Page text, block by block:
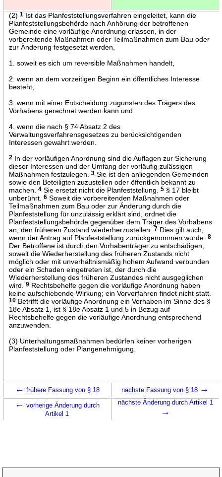
(2) 1Ist das Planfeststellungsverfahren eingeleitet, kann die
Planfeststellungsbehörde nach Anhörung der betroffenen
Gemeinde eine vorläufige Anordnung erlassen, in der
vorbereitende Maßnahmen oder Teilmaßnahmen zum Bau oder
zur Änderung festgesetzt werden,
1. soweit es sich um reversible Maßnahmen handelt,
2. wenn an dem vorzeitigen Beginn ein öffentliches Interesse
besteht,
3. wenn mit einer Entscheidung zugunsten des Trägers des
Vorhabens gerechnet werden kann und
4. wenn die nach § 74 Absatz 2 des
Verwaltungsverfahrensgesetzes zu berücksichtigenden
Interessen gewahrt werden.
2In der vorläufigen Anordnung sind die Auflagen zur Sicherung
dieser Interessen und der Umfang der vorläufig zulässigen
Maßnahmen festzulegen.
3Sie ist den anliegenden Gemeinden
sowie den Beteiligten zuzustellen oder öffentlich bekannt zu
machen.
4Sie ersetzt nicht die Planfeststellung. 5§ 17 bleibt
unberührt.
6Soweit die vorbereitenden Maßnahmen oder
Teilmaßnahmen zum Bau oder zur Änderung durch die
Planfeststellung für unzulässig erklärt sind, ordnet die
Planfeststellungsbehörde gegenüber dem Träger des Vorhabens
an, den früheren Zustand wiederherzustellen.
7Dies gilt auch,
wenn der Antrag auf Planfeststellung zurückgenommen wurde.
8
Der Betroffene ist durch den Vorhabenträger zu entschädigen,
soweit die Wiederherstellung des früheren Zustands nicht
möglich oder mit unverhältnismäßig hohem Aufwand verbunden
oder ein Schaden eingetreten ist, der durch die
Wiederherstellung des früheren Zustandes nicht ausgeglichen
wird.
9Rechtsbehelfe gegen die vorläufige Anordnung haben
keine aufschiebende Wirkung; ein Vorverfahren findet nicht statt.
10Betrifft die vorläufige Anordnung ein Vorhaben im Sinne des §
18e Absatz 1, ist § 18e Absatz 1 und 5 in Bezug auf
Rechtsbehelfe gegen die vorläufige Anordnung entsprechend
anzuwenden.
(3) Unterhaltungsmaßnahmen bedürfen keiner vorherigen
Planfeststellung oder Plangenehmigung.
← frühere Fassung von § 18 nächste Fassung von § 18 →
← vorherige Änderung durch
Artikel 1
nächste Änderung durch Artikel 1
→